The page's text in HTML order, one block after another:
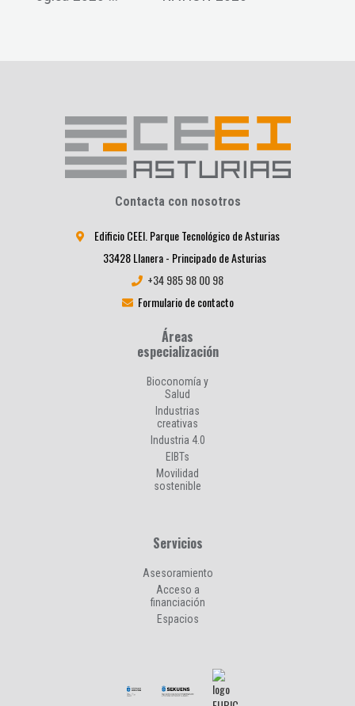
Contacta con nosotros
Edificio CEEI. Parque Tecnológico de Asturias
33428 Llanera - Principado de Asturias
+34 985 98 00 98
Formulario de contacto
Áreas
especialización
Bioconomía y
Salud
Industrias
creativas
Industria 4.0
EIBTs
Movilidad
sostenible
Servicios
Asesoramiento
Acceso a
financiación
Espacios